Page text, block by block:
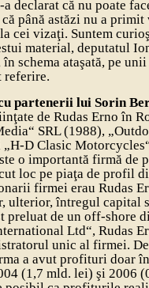
a declarat că nu poate
până astăzi nu a primit
cei vizaţi. Suntem
material, deputatul
în schema ataşată, pe
referire.
partenerii lui Sorin
de Rudas Erno în
SRL (1988),
„H-D Clasic
o importantă firmă de
loc pe piaţa de profil
firmei erau Rudas
ulterior, întregul capital
preluat de un off-shore
Ltd“, Rudas
unic al firmei.
a avut profituri doar
(1,7 mld. lei) şi 2006